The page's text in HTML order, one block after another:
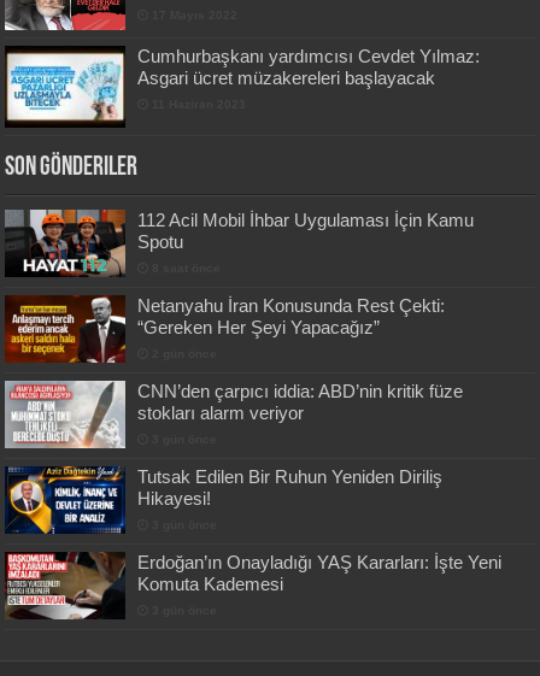
Cumhurbaşkanı yardımcısı Cevdet Yılmaz:
Asgari ücret müzakereleri başlayacak
Son Gönderiler
112 Acil Mobil İhbar Uygulaması İçin Kamu
Spotu
Netanyahu İran Konusunda Rest Çekti:
“Gereken Her Şeyi Yapacağız”
CNN’den çarpıcı iddia: ABD’nin kritik füze
stokları alarm veriyor
Tutsak Edilen Bir Ruhun Yeniden Diriliş
Hikayesi!
Erdoğan’ın Onayladığı YAŞ Kararları: İşte Yeni
Komuta Kademesi